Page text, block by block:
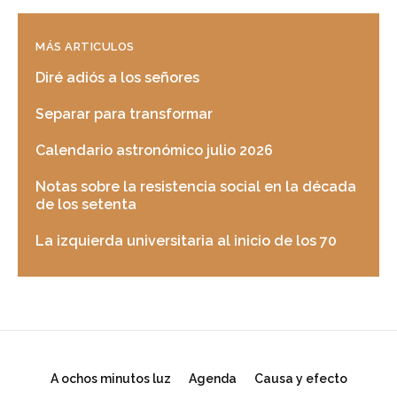
MÁS ARTICULOS
Diré adiós a los señores
Separar para transformar
Calendario astronómico julio 2026
Notas sobre la resistencia social en la década
de los setenta
La izquierda universitaria al inicio de los 70
A ochos minutos luz Agenda Causa y efecto